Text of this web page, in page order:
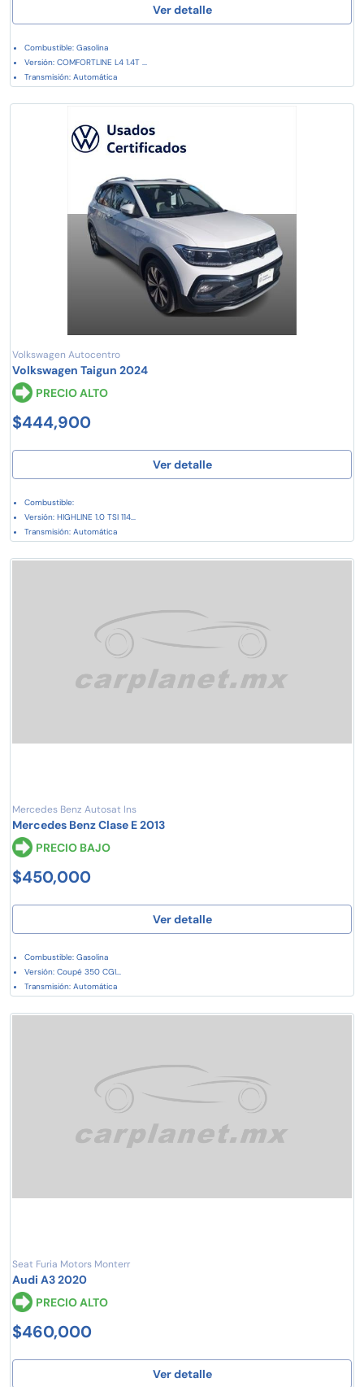
Ver detalle
Combustible: Gasolina
Versión: COMFORTLINE L4 1.4T ...
Transmisión: Automática
Volkswagen Autocentro
Volkswagen Taigun 2024
PRECIO ALTO
$444,900
Ver detalle
Combustible:
Versión: HIGHLINE 1.0 TSI 114...
Transmisión: Automática
Mercedes Benz Autosat Ins
Mercedes Benz Clase E 2013
PRECIO BAJO
$450,000
Ver detalle
Combustible: Gasolina
Versión: Coupé 350 CGI...
Transmisión: Automática
Seat Furia Motors Monterr
Audi A3 2020
PRECIO ALTO
$460,000
Ver detalle